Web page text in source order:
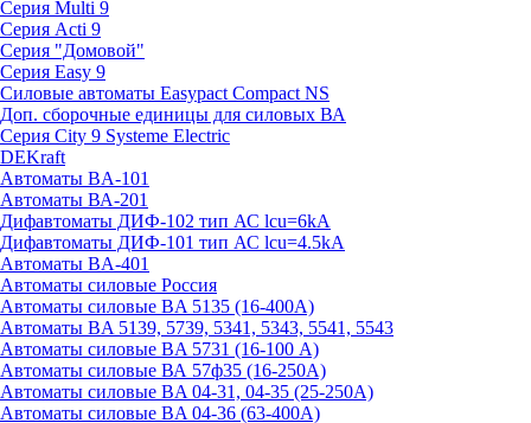
Серия Multi 9
Серия Acti 9
Серия "Домовой"
Серия Easy 9
Силовые автоматы Easypact Compact NS
Доп. сборочные единицы для силовых ВА
Серия City 9 Systeme Electric
DEKraft
Автоматы BA-101
Автоматы ВА-201
Дифавтоматы ДИФ-102 тип АС lcu=6kA
Дифавтоматы ДИФ-101 тип АС lcu=4.5kA
Автоматы BA-401
Автоматы силовые Россия
Автоматы силовые BA 5135 (16-400А)
Автоматы BA 5139, 5739, 5341, 5343, 5541, 5543
Автоматы силовые BA 5731 (16-100 А)
Автоматы силовые ВА 57ф35 (16-250А)
Автоматы силовые BA 04-31, 04-35 (25-250А)
Автоматы силовые BA 04-36 (63-400А)